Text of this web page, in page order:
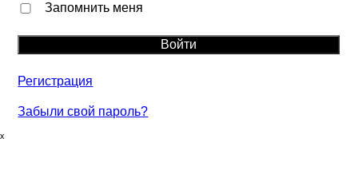
Запомнить меня
Регистрация
Забыли свой пароль?
ₓ